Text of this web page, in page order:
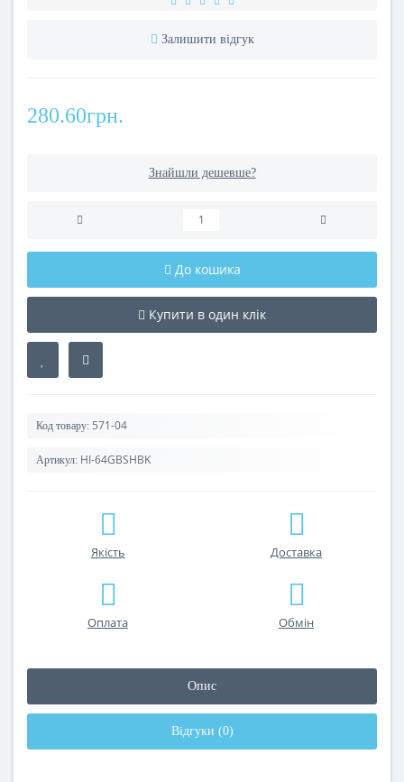
Залишити відгук
280.60грн.
Знайшли дешевше?
До кошика
Купити в один клік
Код товару: 571-04
Артикул: HI-64GBSHBK
Якість Доставка
Оплата Обмін
Опис
Відгуки (0)